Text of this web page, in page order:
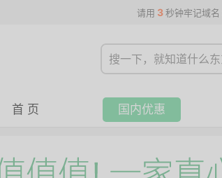
请用 3 秒钟牢记域名
首 页 国内优惠